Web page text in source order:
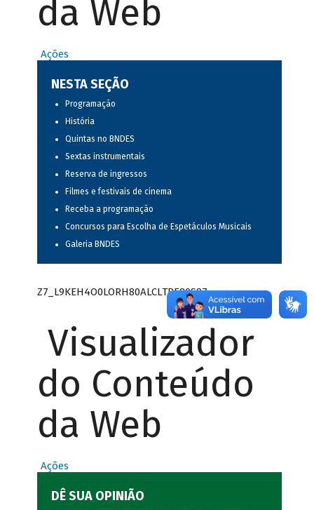
da Web
Ações
NESTA SEÇÃO
Programação
História
Quintas no BNDES
Sextas instrumentais
Reserva de ingressos
Filmes e festivais de cinema
Receba a programação
Concursos para Escolha de Espetáculos Musicais
Galeria BNDES
Z7_L9KEH4O0LORH80ALCLTPF80S97
Visualizador
do Conteúdo
da Web
Ações
DÊ SUA OPINIÃO